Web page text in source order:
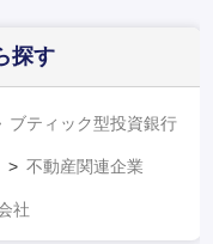
探す
ブティック型投資銀行
不動産関連企業
社